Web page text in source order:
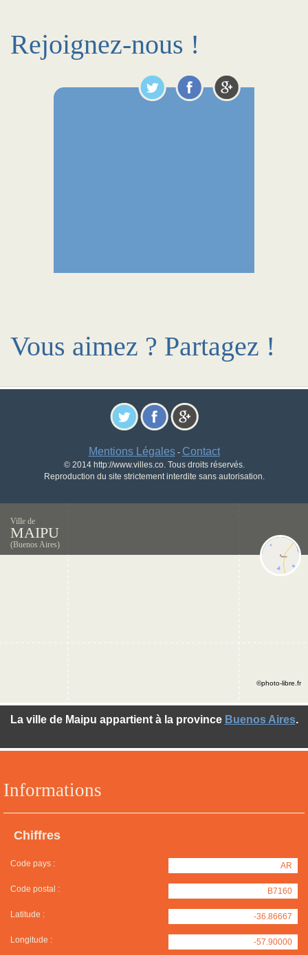
Rejoignez-nous !
Vous aimez ? Partagez !
Mentions Légales- Contact
© 2014 http://www.villes.co. Tous droits réservés.
Reproduction du site strictement interdite sans autorisation.
Ville de
MAIPU
(Buenos Aires)
Informations
Chiffres
Code pays : AR
Code postal : B7160
Latitude : -36.86667
Longitude : -57.90000
La ville de Maipu appartient à la province Buenos Aires.
©photo-libre.fr